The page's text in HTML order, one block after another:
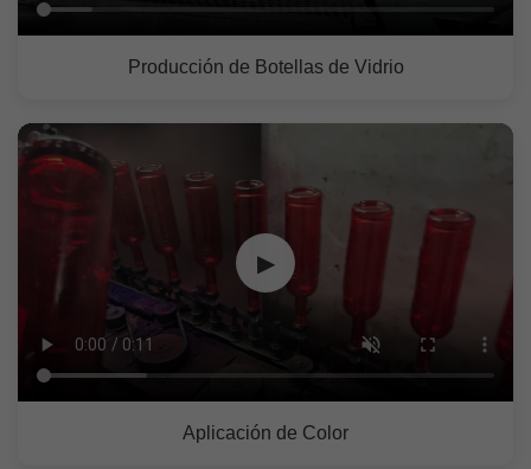
Producción de Botellas de Vidrio
▶
Aplicación de Color